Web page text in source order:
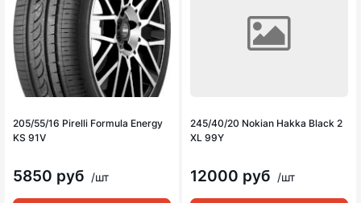
205/55/16 Pirelli Formula Energy
KS 91V
5850 руб /шт
245/40/20 Nokian Hakka Black 2
XL 99Y
12000 руб /шт